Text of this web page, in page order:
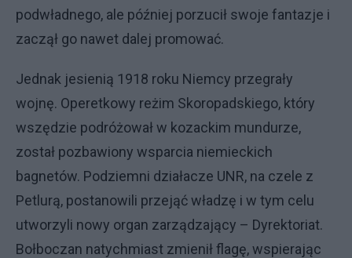
podwładnego, ale później porzucił swoje fantazje i
zaczął go nawet dalej promować.
Jednak jesienią 1918 roku Niemcy przegrały
wojnę. Operetkowy reżim Skoropadskiego, który
wszędzie podróżował w kozackim mundurze,
został pozbawiony wsparcia niemieckich
bagnetów. Podziemni działacze UNR, na czele z
Petlurą, postanowili przejąć władzę i w tym celu
utworzyli nowy organ zarządzający – Dyrektoriat.
Bołboczan natychmiast zmienił flagę, wspierając